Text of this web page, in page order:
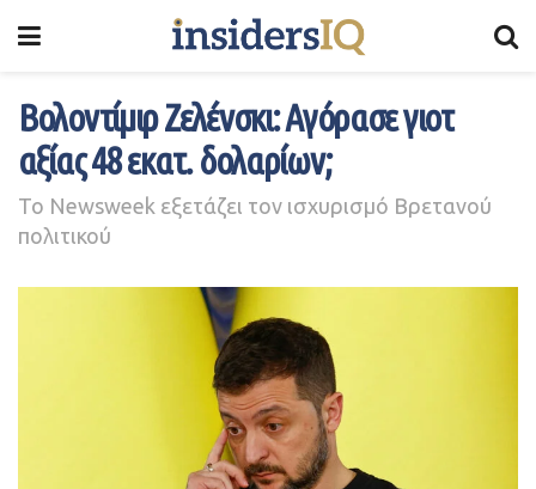
Βολοντίμιρ Ζελένσκι: Αγόρασε γιοτ
αξίας 48 εκατ. δολαρίων;
Το Newsweek εξετάζει τον ισχυρισμό Βρετανού
πολιτικού